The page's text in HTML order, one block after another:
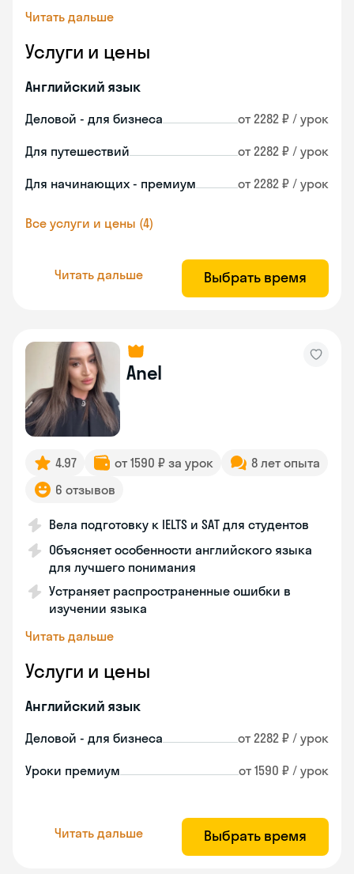
Читать дальше
Услуги и цены
Английский язык
Деловой - для бизнеса от 2282 ₽ / урок
Для путешествий от 2282 ₽ / урок
Для начинающих - премиум от 2282 ₽ / урок
Все услуги и цены (4)
Читать дальше Выбрать время
Anel
4.97 от 1590 ₽ за урок
8 лет опыта
6 отзывов
Вела подготовку к IELTS и SAT для студентов
Объясняет особенности английского языка
для лучшего понимания
Устраняет распространенные ошибки в
изучении языка
Читать дальше
Услуги и цены
Английский язык
Деловой - для бизнеса от 2282 ₽ / урок
Уроки премиум от 1590 ₽ / урок
Читать дальше Выбрать время